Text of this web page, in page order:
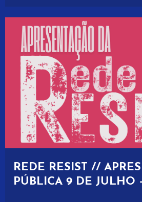
REDE RESIST //
PÚBLICA 9 DE JULHO